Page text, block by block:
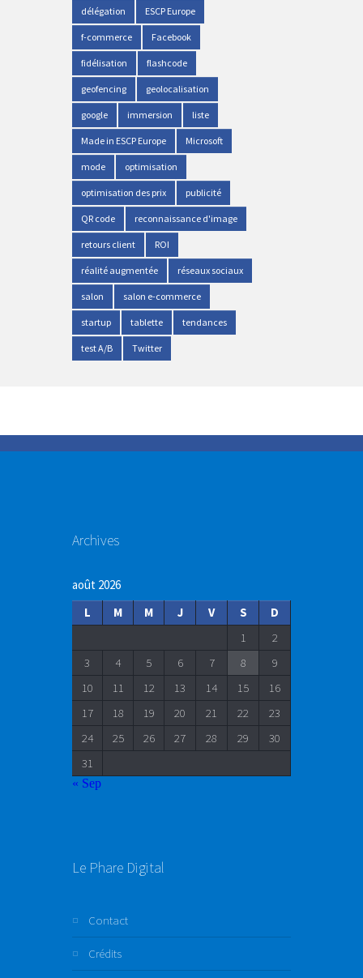
délégation ESCP Europe
f-commerce Facebook
fidélisation flashcode
geofencing geolocalisation
google immersion liste
Made in ESCP Europe Microsoft
mode optimisation
optimisation des prix publicité
QR code reconnaissance d'image
retours client ROI
réalité augmentée réseaux sociaux
salon salon e-commerce
startup tablette tendances
test A/B Twitter
Archives
août 2026
L
M M J V S
D
1
2
3
4 5 6 7 8
9
10
11 12 13 14 15
16
17
18 19 20 21 22
23
24
25 26 27 28 29
30
31
« Sep
Le Phare Digital
Contact
Crédits